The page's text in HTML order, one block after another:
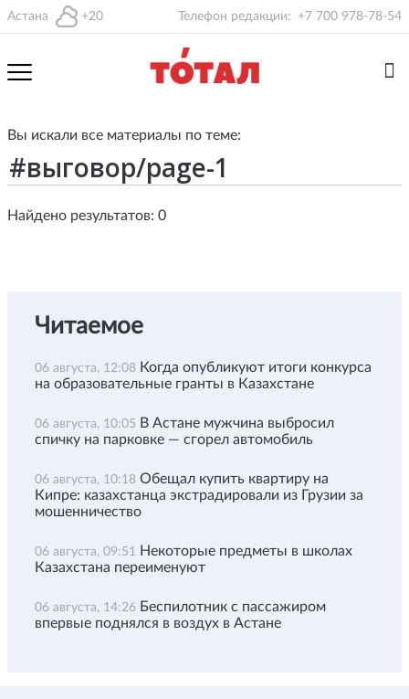
Астана +20 Телефон редакции: +7 700 978-78-54
Вы искали все материалы по теме:
Найдено результатов: 0
Читаемое
06 августа, 12:08 Когда опубликуют итоги конкурса
на образовательные гранты в Казахстане
06 августа, 10:05 В Астане мужчина выбросил
спичку на парковке — сгорел автомобиль
06 августа, 10:18 Обещал купить квартиру на
Кипре: казахстанца экстрадировали из Грузии за
мошенничество
06 августа, 09:51 Некоторые предметы в школах
Казахстана переименуют
06 августа, 14:26 Беспилотник с пассажиром
впервые поднялся в воздух в Астане